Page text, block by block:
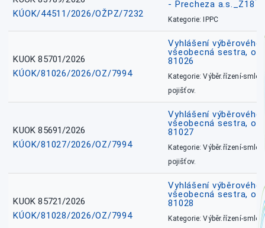
KÚOK/44511/2026/OŽPZ/7232
- Precheza a.s._Z18
Kategorie: IPPC
KUOK 85701/2026
KÚOK/81026/2026/OZ/7994
Vyhlášení
všeobecná sestra,
81026
Kategorie: Výběr.řízení-
pojišťov.
KUOK 85691/2026
KÚOK/81027/2026/OZ/7994
Vyhlášení
všeobecná sestra,
81027
Kategorie: Výběr.řízení-
pojišťov.
KUOK 85721/2026
KÚOK/81028/2026/OZ/7994
Vyhlášení
všeobecná sestra,
81028
Kategorie: Výběr.řízení-